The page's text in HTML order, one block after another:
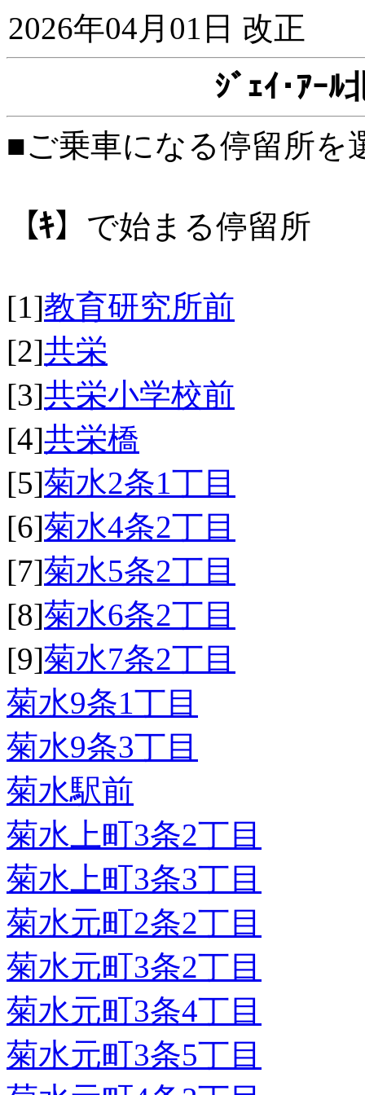
2026年04月01日 改正
ｼﾞｪｲ･ｱｰﾙ
■ご乗車になる停留所を
【ｷ】 で始まる停留所
[1]教育研究所前
[2]共栄
[3]共栄小学校前
[4]共栄橋
[5]菊水2条1丁目
[6]菊水4条2丁目
[7]菊水5条2丁目
[8]菊水6条2丁目
[9]菊水7条2丁目
菊水9条1丁目
菊水9条3丁目
菊水駅前
菊水上町3条2丁目
菊水上町3条3丁目
菊水元町2条2丁目
菊水元町3条2丁目
菊水元町3条4丁目
菊水元町3条5丁目